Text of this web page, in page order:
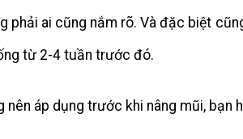
phải ai cũng nắm rõ. Và đặc biệt
từ 2-4 tuần trước đó.
áp dụng trước khi nâng mũi, bạn